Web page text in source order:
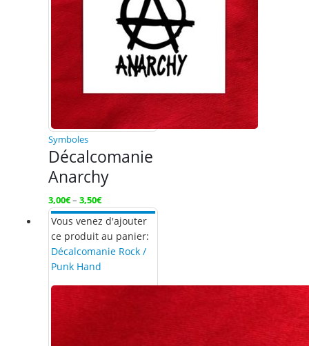
Symboles
Décalcomanie
Anarchy
3,00€– 3,50€
Vous venez d'ajouter
ce produit au panier:
Décalcomanie Rock /
Punk Hand